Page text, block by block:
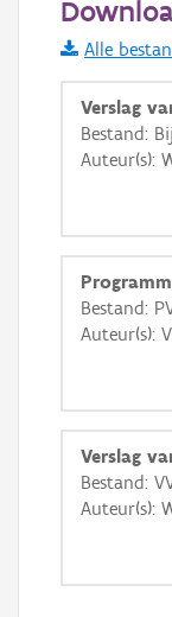
i
+
Basis
Ortho
Alle
Verslag
Bestand:
Auteur(s):
Bestand:
Auteur(s):
Verslag
Bestand:
Auteur(s):